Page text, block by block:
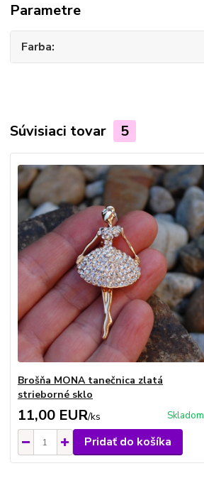
Parametre
Farba
Súvisiaci tovar 5
Brošňa MONA tanečnica zlatá
strieborné sklo
11,00 EUR/ks Skladom
Pridať do košíka